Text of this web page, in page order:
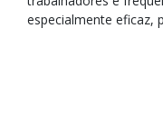
especialmente eficaz,